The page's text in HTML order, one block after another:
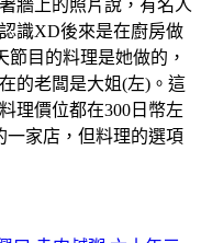
牆上的照片說，有名人
識XD後來是在廚房做
目的料理是她做的，
的老闆是大姐(左)。這
理價位都在300日幣左
一家店，但料理的選項